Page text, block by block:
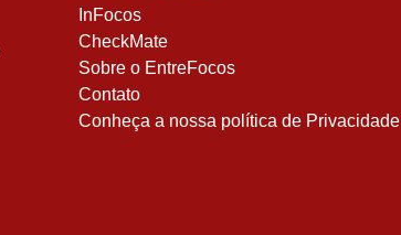
InFocos
CheckMate
Sobre o EntreFocos
Contato
Conheça a nossa política de Privacidade